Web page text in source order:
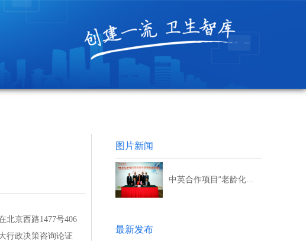
北京西路1477号406
行政决策咨询论证
图片新闻
中英合作项目“老龄化对上海市医疗费用影响研究”顺利结题
最新发布